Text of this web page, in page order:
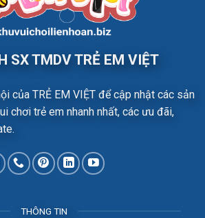
SX TMDV TRẺ EM VIỆT
của TRẺ EM VIỆT để cập nhật các sản
chơi trẻ em nhanh nhất, các ưu đãi,
THÔNG TIN